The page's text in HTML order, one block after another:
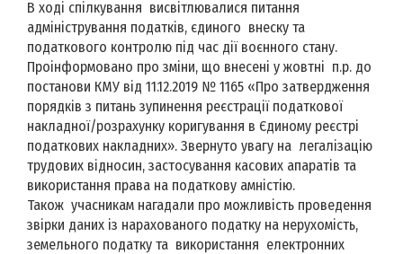
В ході спілкування висвітлювалися питання
адміністрування податків, єдиного внеску та
податкового контролю під час дії воєнного стану.
Проінформовано про зміни, що внесені у жовтні п.р. до
постанови КМУ від 11.12.2019 № 1165 «Про затвердження
порядків з питань зупинення реєстрації податкової
накладної/розрахунку коригування в Єдиному реєстрі
податкових накладних». Звернуто увагу на легалізацію
трудових відносин, застосування касових апаратів та
використання права на податкову амністію.
Також учасникам нагадали про можливість проведення
звірки даних із нарахованого податку на нерухомість,
земельного податку та використання електронних